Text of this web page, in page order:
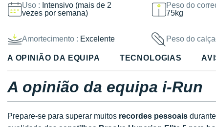
Uso : Intensivo (mais de 2
vezes por semana)
Peso do
75kg
Amortecimento : Excelente Peso do
A OPINIÃO DA EQUIPA TECNOLOGIAS
A opinião da equipa i-Run
Prepare-se para superar muitos recordes pessoais